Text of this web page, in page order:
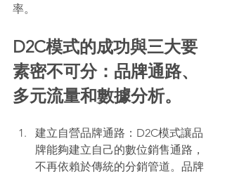
率。
D2C模式的成功與三大要
素密不可分：品牌通路、
多元流量和數據分析。
建立自營品牌通路：D2C模式讓品
牌能夠建立自己的數位銷售通路，
不再依賴於傳統的分銷管道。品牌